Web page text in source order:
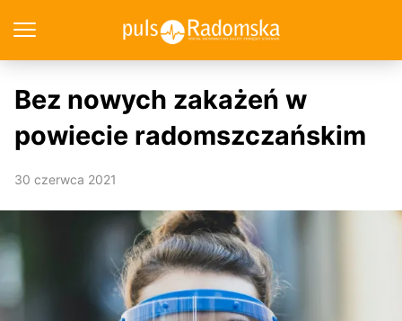
Bez nowych zakażeń w
powiecie radomszczańskim
30 czerwca 2021